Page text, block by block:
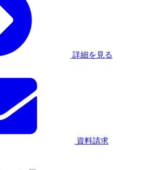
詳細を見る
資料請求